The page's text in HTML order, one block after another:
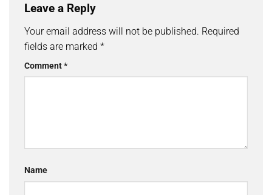
Leave a Reply
Your email address will not be published. Required
fields are marked *
Comment*
Name